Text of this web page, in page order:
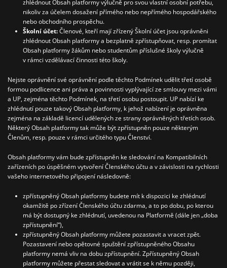
zhlédnout Obsah platformy výlučně pro svou vlastní osobní potřebu,
nikoliv za účelem dosažení přímého nebo nepřímého hospodářského
nebo obchodního prospěchu.
Školní účet:Členové, kteří mají zřízený Školní účet jsou oprávněni
zhlédnout Obsah platformy a bezplatně zpřístupňovat, resp. promítat
Obsah platformy žákům nebo studentům příslušné školy výlučně
v rámci vzdělávací činnosti této školy.
Nejste oprávnění své oprávnění podle těchto Podmínek udělit třetí osobě
formou podlicence ani práva a povinnosti vyplývající ze smlouvy mezi vámi
a UP, zejména těchto Podmínek, na třetí osobu postoupit. UP nabízí ke
zhlédnutí pouze takový Obsah platformy, k jehož nabízení je oprávněna
zejména na základě licencí udělených ze strany oprávněných třetích osob.
Některý Obsah platformy tak může být zpřístupněn pouze některým
Členům, resp. pouze v rámci určitého typu Členství.
Obsah platformy vám bude zpřístupněn ke sledování na Kompatibilních
zařízeních po úspěšném vytvoření Členského účtu a v závislosti na rychlosti
vašeho internetového připojení následovně:
zpřístupněný Obsah platformy budete mít k dispozici ke zhlédnutí
okamžitě po zřízení Členského účtu zdarma, a to po dobu, po kterou
má být dostupný ke zhlédnutí, uvedenou na Platformě (dále jen „doba
zpřístupnění“),
zpřístupněný Obsah platformy můžete pozastavit a vracet zpět.
Pozastavení nebo opětovné spuštění zpřístupněného Obsahu
platformy nemá vliv na dobu zpřístupnění. Zpřístupněný Obsah
platformy můžete přestat sledovat a vrátit se k němu později,